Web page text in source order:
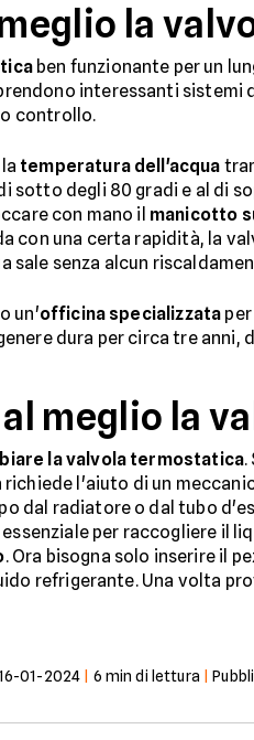
la
ben funzionante per un
interessanti sistemi
controllo.
temperatura dell'acqua
sotto degli 80 gradi e al di
con mano il manicotto
con una certa rapidità, la
sale senza alcun
un'officina specializzata
dura per circa tre anni,
meglio la
la valvola termostatica.
richiede l'aiuto di un
dal radiatore o dal tubo
per raccogliere il
. Ora bisogna solo inserire il
refrigerante. Una volta
01-2024 6 min di lettura |